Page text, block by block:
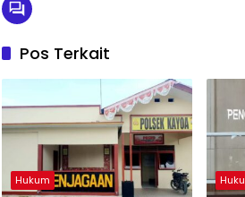
Pos Terkait
Hukum